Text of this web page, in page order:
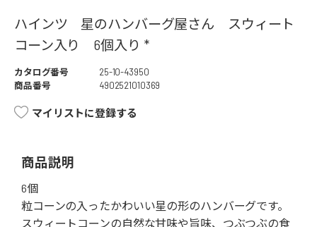
ハインツ 星のハンバーグ屋さん スウィート
コーン入り 6個入り *
カタログ番号
25-10-43950
商品番号
4902521010369
マイリストに登録する
商品説明
6個
粒コーンの入ったかわいい星の形のハンバーグです。
スウィートコーンの自然な甘味や旨味、つぶつぶの食